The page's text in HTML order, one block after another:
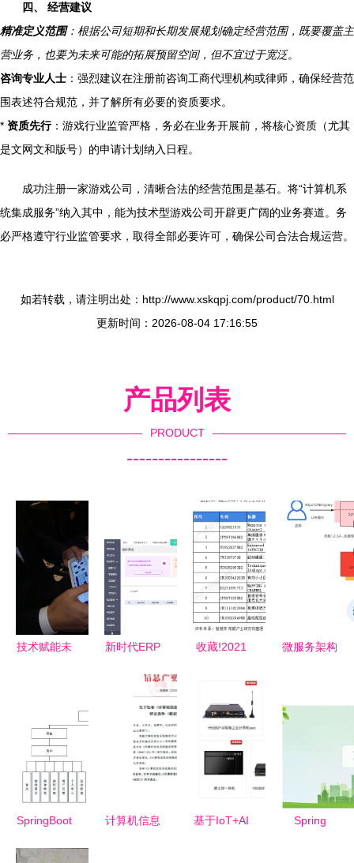
四、 经营建议
精准定义范围：根据公司短期和长期发展规划确定经营范围，既要覆盖主
营业务，也要为未来可能的拓展预留空间，但不宜过于宽泛。
咨询专业人士 ：强烈建议在注册前咨询工商代理机构或律师，确保经营范
围表述符合规范，并了解所有必要的资质要求。
* 资质先行：游戏行业监管严格，务必在业务开展前，将核心资质（尤其
是文网文和版号）的申请计划纳入日程。
成功注册一家游戏公司，清晰合法的经营范围是基石。将“计算机系
统集成服务”纳入其中，能为技术型游戏公司开辟更广阔的业务赛道。务
必严格遵守行业监管要求，取得全部必要许可，确保公司合法合规运营。
如若转载，请注明出处：http://www.xskqpj.com/product/70.html
更新时间：2026-08-04 17:16:55
产品列表
PRODUCT
----------------
技术赋能未
远程移动物
体
新时代ERP
于计算机系
统集成服务
的深度解析
收藏!2021
行业技术竞
争格局
微服务架构
构图解析
SpringBoot
计算机信息
基于IoT+AI
Spring